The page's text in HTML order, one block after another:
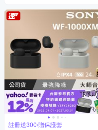
註冊送300/贈保護套